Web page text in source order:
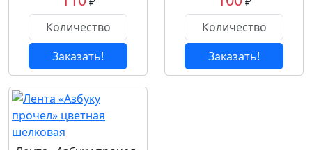
Заказать! Заказать!